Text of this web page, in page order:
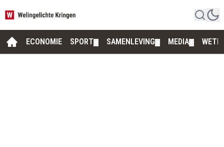
ECONOMIE SPORT SAMENLEVING MEDIA